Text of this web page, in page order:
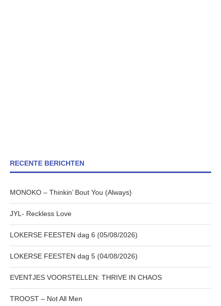
RECENTE BERICHTEN
MONOKO – Thinkin’ Bout You (Always)
JYL- Reckless Love
LOKERSE FEESTEN dag 6 (05/08/2026)
LOKERSE FEESTEN dag 5 (04/08/2026)
EVENTJES VOORSTELLEN: THRIVE IN CHAOS
TROOST – Not All Men